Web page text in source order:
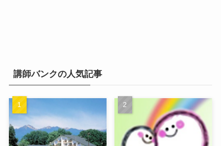
講師バンクの人気記事